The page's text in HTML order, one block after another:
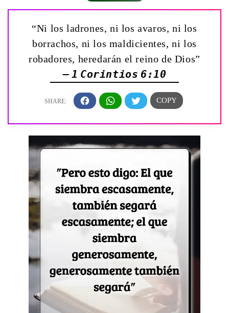
“Ni los ladrones, ni los avaros, ni los
borrachos, ni los maldicientes, ni los
robadores, heredarán el reino de Dios”
— 1 Corintios 6:10